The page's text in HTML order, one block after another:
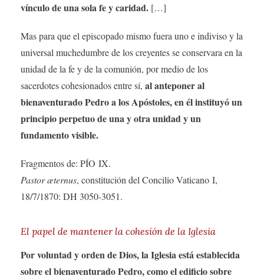
vínculo de una sola fe y caridad.[…]
Mas para que el episcopado mismo fuera uno e indiviso y la
universal muchedumbre de los creyentes se conservara en la
unidad de la fe y de la comunión, por medio de los
sacerdotes cohesionados entre sí, al anteponer al
bienaventurado Pedro a los Apóstoles, en él instituyó un
principio perpetuo de una y otra unidad y un
fundamento visible.
Fragmentos de: PÍO IX.
Pastor æternus, constitución del Concilio Vaticano I,
18/7/1870: DH 3050-3051.
El papel de mantener la cohesión de la Iglesia
Por voluntad y orden de Dios, la Iglesia está establecida
sobre el bienaventurado Pedro, como el edificio sobre